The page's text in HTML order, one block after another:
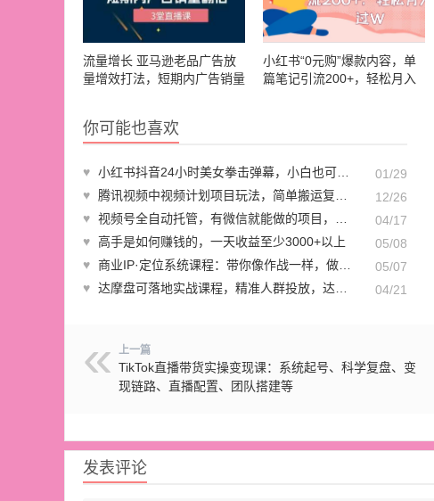
流量增长 亚马逊老品广告放
量增效打法，短期内广告销量
小红书“0元购”爆款内容，单
篇笔记引流200+，轻松月入
你可能也喜欢
♥ 小红书抖音24小时美女拳击弹幕，小白也可以操作，落地式保姆教程
01/29
♥ 腾讯视频中视频计划项目玩法，简单搬运复制可刷爆流量，轻松单日收益1000+
12/26
♥ 视频号全自动托管，有微信就能做的项目，可无限放大躺赚管道收益
04/17
♥ 高手是如何赚钱的，一天收益至少3000+以上
05/08
♥ 商业IP·定位系统课程：带你像作战一样，做入场前分析，布局与推演
05/07
♥ 达摩盘可落地实战课程，精准人群投放，达摩盘人群实操课程（10节课） 04/21
上一篇
TikTok直播带货实操变现课：系统起号、科学复盘、变
现链路、直播配置、团队搭建等
发表评论